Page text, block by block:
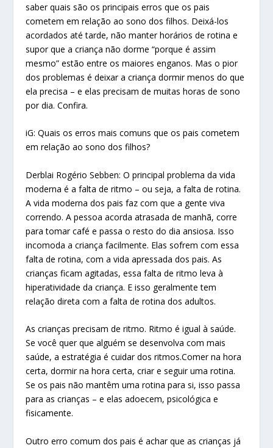
saber quais são os principais erros que os pais
cometem em relação ao sono dos filhos. Deixá-los
acordados até tarde, não manter horários de rotina e
supor que a criança não dorme “porque é assim
mesmo” estão entre os maiores enganos. Mas o pior
dos problemas é deixar a criança dormir menos do que
ela precisa – e elas precisam de muitas horas de sono
por dia. Confira.
iG: Quais os erros mais comuns que os pais cometem
em relação ao sono dos filhos?
Derblai Rogério Sebben: O principal problema da vida
moderna é a falta de ritmo – ou seja, a falta de rotina.
A vida moderna dos pais faz com que a gente viva
correndo. A pessoa acorda atrasada de manhã, corre
para tomar café e passa o resto do dia ansiosa. Isso
incomoda a criança facilmente. Elas sofrem com essa
falta de rotina, com a vida apressada dos pais. As
crianças ficam agitadas, essa falta de ritmo leva à
hiperatividade da criança. E isso geralmente tem
relação direta com a falta de rotina dos adultos.
As crianças precisam de ritmo. Ritmo é igual à saúde.
Se você quer que alguém se desenvolva com mais
saúde, a estratégia é cuidar dos ritmos.Comer na hora
certa, dormir na hora certa, criar e seguir uma rotina.
Se os pais não mantêm uma rotina para si, isso passa
para as crianças – e elas adoecem, psicológica e
fisicamente.
Outro erro comum dos pais é achar que as crianças já